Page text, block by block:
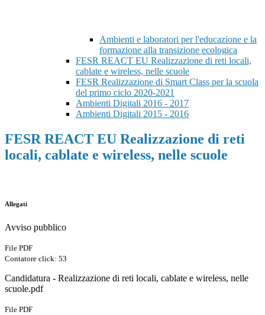
Ambienti e laboratori per l'educazione e la
formazione alla transizione ecologica
FESR REACT EU Realizzazione di reti locali,
cablate e wireless, nelle scuole
FESR Realizzazione di Smart Class per la scuola
del primo ciclo 2020-2021
Ambienti Digitali 2016 - 2017
Ambienti Digitali 2015 - 2016
FESR REACT EU Realizzazione di reti
locali, cablate e wireless, nelle scuole
Allegati
Avviso pubblico
File PDF
Contatore click: 53
Candidatura - Realizzazione di reti locali, cablate e wireless, nelle
scuole.pdf
File PDF